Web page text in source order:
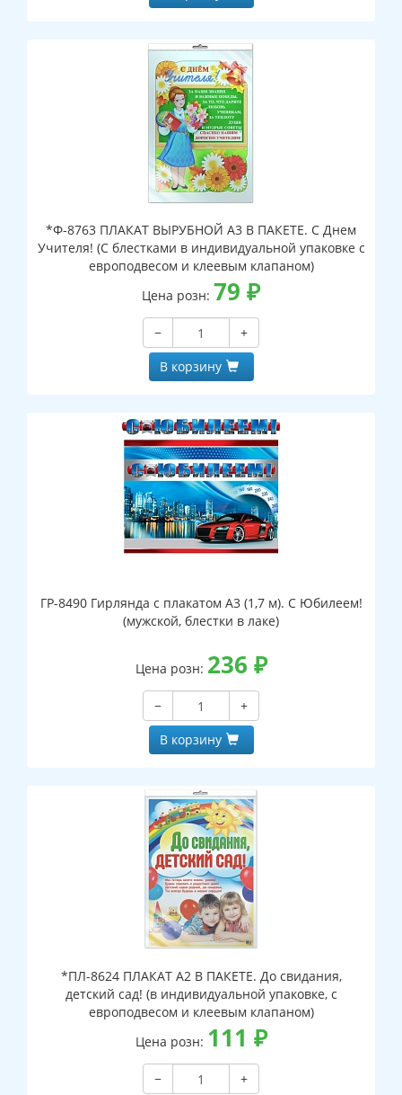
*Ф-8763 ПЛАКАТ ВЫРУБНОЙ А3 В ПАКЕТЕ. С Днем
Учителя! (С блестками в индивидуальной упаковке с
европодвесом и клеевым клапаном)
Цена розн: 79 ₽
−
+
В корзину
ГР-8490 Гирлянда с плакатом А3 (1,7 м). С Юбилеем!
(мужской, блестки в лаке)
Цена розн: 236 ₽
−
+
В корзину
*ПЛ-8624 ПЛАКАТ А2 В ПАКЕТЕ. До свидания,
детский сад! (в индивидуальной упаковке, с
европодвесом и клеевым клапаном)
Цена розн: 111 ₽
−
+